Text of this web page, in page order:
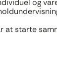
og
at starte